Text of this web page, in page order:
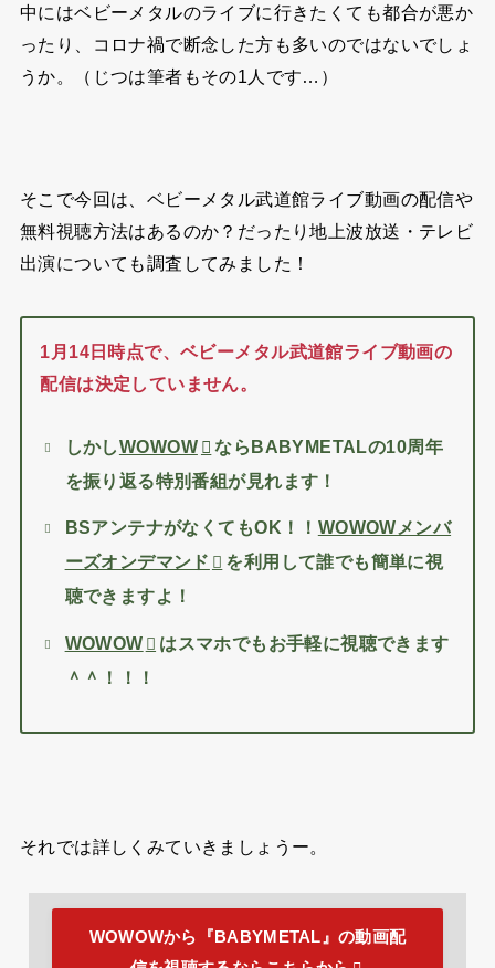
中にはベビーメタルのライブに行きたくても都合が悪か
ったり、コロナ禍で断念した方も多いのではないでしょ
うか。（じつは筆者もその1人です…）
そこで今回は、ベビーメタル武道館ライブ動画の配信や
無料視聴方法はあるのか？だったり地上波放送・テレビ
出演についても調査してみました！
1月14日時点で、ベビーメタル武道館ライブ動画の
配信は決定していません。
しかしWOWOW
ならBABYMETALの10周年
を振り返る特別番組が見れます！
BSアンテナがなくてもOK！！ WOWOWメンバ
ーズオンデマンド
を利用して誰でも簡単に視
聴できますよ！
WOWOW は スマホでもお手軽に視聴できます
＾＾！！！
それでは詳しくみていきましょうー。
WOWOWから『BABYMETAL』の動画配